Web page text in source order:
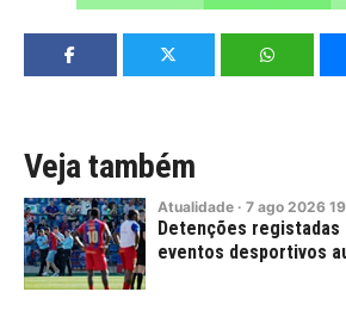
Veja também
Atualidade · 7 ago 2026
Detenções registadas
eventos desportivos